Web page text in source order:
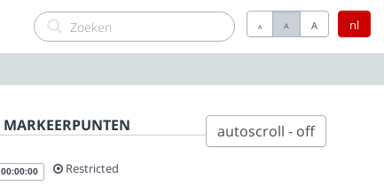
nl
A A A
MARKEERPUNTEN autoscroll - off
00:00:00 Restricted